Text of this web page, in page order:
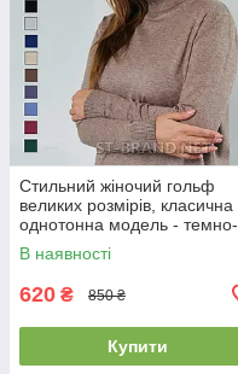
Стильний жіночий гольф
великих розмірів, класична
однотонна модель - темно-
бежевий
В наявності
620 ₴ 850 ₴
Купити